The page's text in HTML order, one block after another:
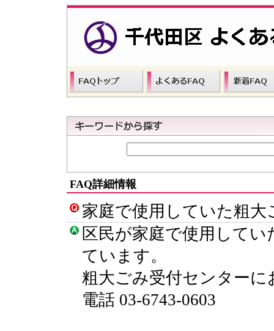
FAQ詳細情報
家庭で使用していた粗
区民が家庭で使用して
ています。
粗大ごみ受付センター
電話 03-6743-0603